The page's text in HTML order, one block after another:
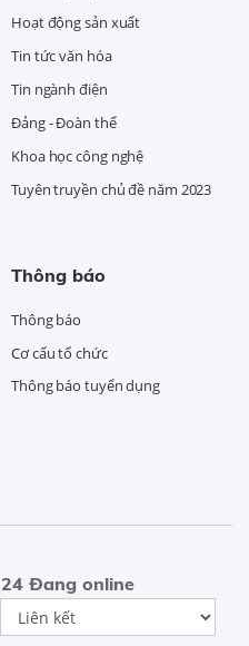
Hoạt động sản xuất
Tin tức văn hóa
Tin ngành điện
Đảng - Đoàn thể
Khoa học công nghệ
Tuyên truyền chủ đề năm 2023
Thông báo
Thông báo
Cơ cấu tổ chức
Thông báo tuyển dụng
24 Đang online